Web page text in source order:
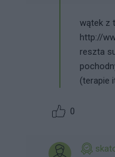
wątek z
http://
reszta
(terapie
0